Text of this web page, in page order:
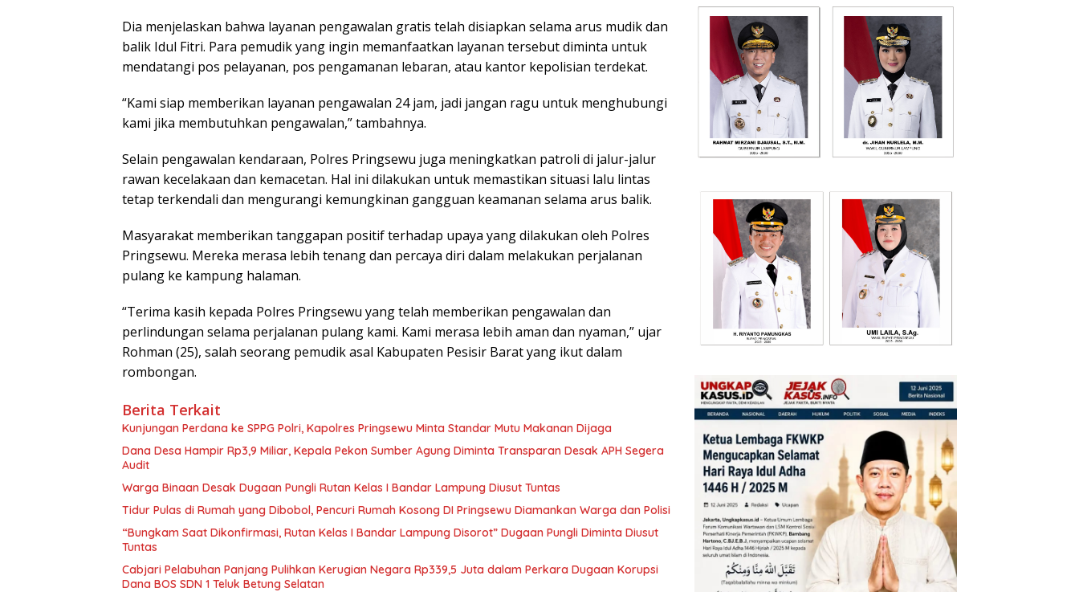
Dia menjelaskan bahwa layanan pengawalan gratis telah disiapkan selama arus mudik dan
balik Idul Fitri. Para pemudik yang ingin memanfaatkan layanan tersebut diminta untuk
mendatangi pos pelayanan, pos pengamanan lebaran, atau kantor kepolisian terdekat.
“Kami siap memberikan layanan pengawalan 24 jam, jadi jangan ragu untuk menghubungi
kami jika membutuhkan pengawalan,” tambahnya.
Selain pengawalan kendaraan, Polres Pringsewu juga meningkatkan patroli di jalur-jalur
rawan kecelakaan dan kemacetan. Hal ini dilakukan untuk memastikan situasi lalu lintas
tetap terkendali dan mengurangi kemungkinan gangguan keamanan selama arus balik.
Masyarakat memberikan tanggapan positif terhadap upaya yang dilakukan oleh Polres
Pringsewu. Mereka merasa lebih tenang dan percaya diri dalam melakukan perjalanan
pulang ke kampung halaman.
“Terima kasih kepada Polres Pringsewu yang telah memberikan pengawalan dan
perlindungan selama perjalanan pulang kami. Kami merasa lebih aman dan nyaman,” ujar
Rohman (25), salah seorang pemudik asal Kabupaten Pesisir Barat yang ikut dalam
rombongan.
Berita Terkait
Kunjungan Perdana ke SPPG Polri, Kapolres Pringsewu Minta Standar Mutu Makanan Dijaga
Dana Desa Hampir Rp3,9 Miliar, Kepala Pekon Sumber Agung Diminta Transparan Desak APH Segera
Audit
Warga Binaan Desak Dugaan Pungli Rutan Kelas I Bandar Lampung Diusut Tuntas
Tidur Pulas di Rumah yang Dibobol, Pencuri Rumah Kosong DI Pringsewu Diamankan Warga dan Polisi
“Bungkam Saat Dikonfirmasi, Rutan Kelas I Bandar Lampung Disorot” Dugaan Pungli Diminta Diusut
Tuntas
Cabjari Pelabuhan Panjang Pulihkan Kerugian Negara Rp339,5 Juta dalam Perkara Dugaan Korupsi
Dana BOS SDN 1 Teluk Betung Selatan